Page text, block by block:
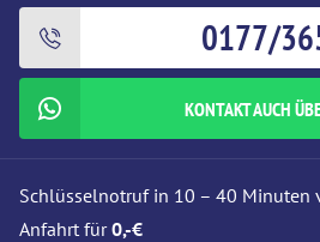
0177/
KONTAKT AUCH
Schlüsselnotruf in 10 – 40 Minuten
Anfahrt für0,-€